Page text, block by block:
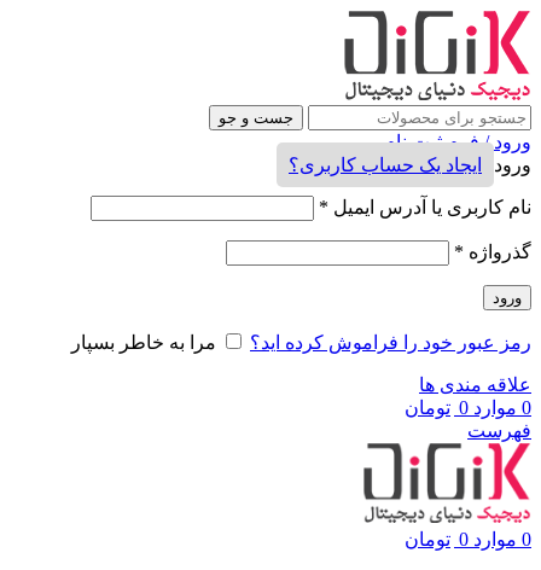
جست و جو
ورود / فرم ثبت نام
ورود
ایجاد یک حساب کاربری؟
نام کاربری یا آدرس ایمیل *
گذرواژه *
ورود
رمز عبور خود را فراموش کرده اید؟ مرا به خاطر بسپار
علاقه مندی ها
0 موارد 0 تومان
فهرست
0 موارد 0 تومان